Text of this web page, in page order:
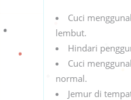
Cuci
lembut.
Hindari
Cuci
normal.
Jemur di